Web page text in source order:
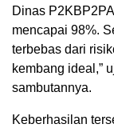
Dinas
mencapai 98%.
terbebas dari
kembang ideal,”
sambutannya.
Keberhasilan